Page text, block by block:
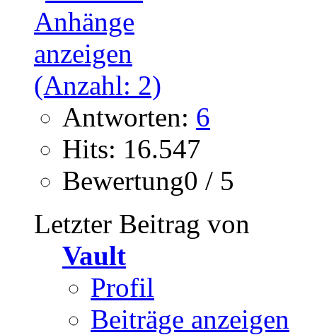
Antworten: 6
Hits: 16.547
Bewertung0 / 5
Letzter Beitrag von
Vault
Profil
Beiträge anzeigen